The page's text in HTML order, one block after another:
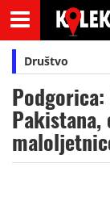
Društvo
Podgorica:
Pakistana,